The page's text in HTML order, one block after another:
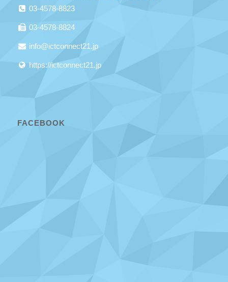
03-4578-8823
03-4578-8824
info@ictconnect21.jp
https://ictconnect21.jp
FACEBOOK